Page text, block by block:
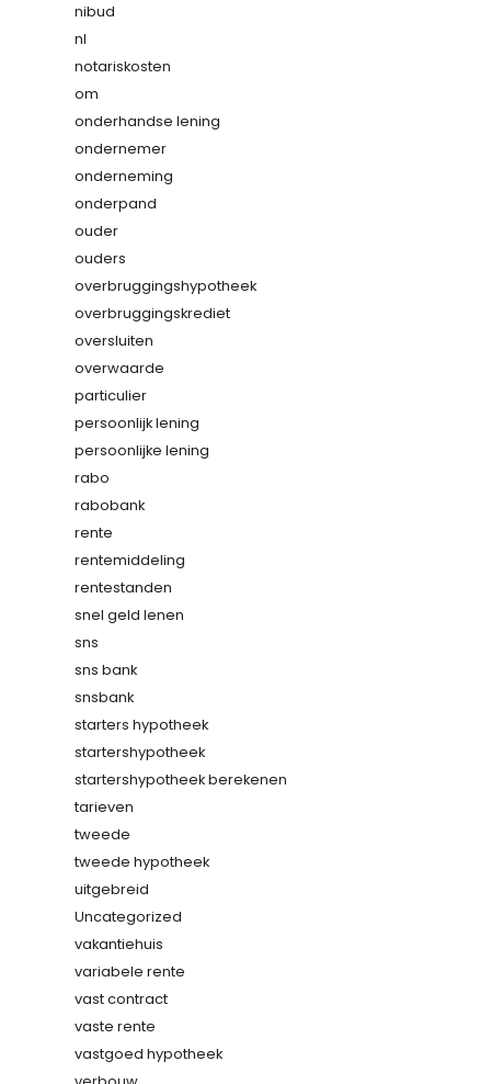
nibud
nl
notariskosten
om
onderhandse lening
ondernemer
onderneming
onderpand
ouder
ouders
overbruggingshypotheek
overbruggingskrediet
oversluiten
overwaarde
particulier
persoonlijk lening
persoonlijke lening
rabo
rabobank
rente
rentemiddeling
rentestanden
snel geld lenen
sns
sns bank
snsbank
starters hypotheek
startershypotheek
startershypotheek berekenen
tarieven
tweede
tweede hypotheek
uitgebreid
Uncategorized
vakantiehuis
variabele rente
vast contract
vaste rente
vastgoed hypotheek